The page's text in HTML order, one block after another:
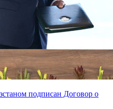
подписан Договор о